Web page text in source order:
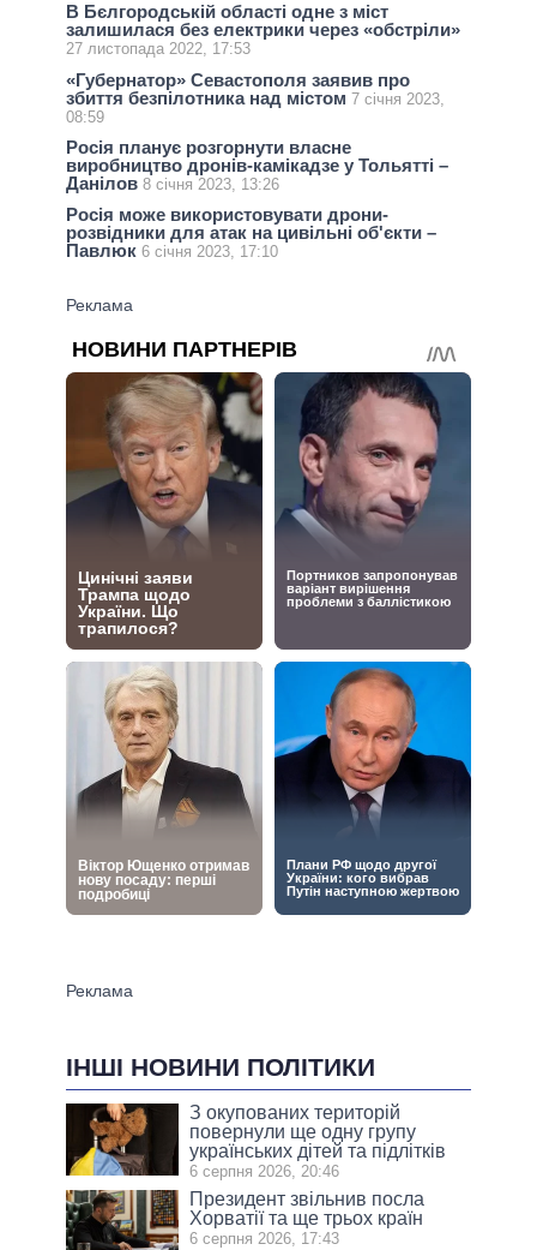
В Бєлгородській області одне з міст
залишилася без електрики через «обстріли»
27 листопада 2022, 17:53
«Губернатор» Севастополя заявив про
збиття безпілотника над містом 7 січня 2023,
08:59
Росія планує розгорнути власне
виробництво дронів-камікадзе у Тольятті –
Данілов 8 січня 2023, 13:26
Росія може використовувати дрони-
розвідники для атак на цивільні об'єкти –
Павлюк 6 січня 2023, 17:10
ІНШІ НОВИНИ ПОЛІТИКИ
З окупованих територій
повернули ще одну групу
українських дітей та підлітків
6 серпня 2026, 20:46
Президент звільнив посла
Хорватії та ще трьох країн
6 серпня 2026, 17:43